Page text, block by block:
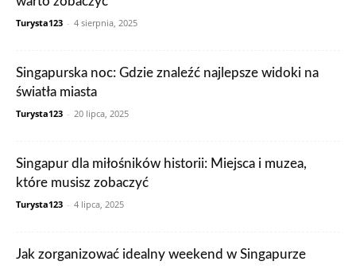
Turysta123 - 4 sierpnia, 2025
Singapurska noc: Gdzie znaleźć najlepsze widoki na
światła miasta
Turysta123 - 20 lipca, 2025
Singapur dla miłośników historii: Miejsca i muzea,
które musisz zobaczyć
Turysta123 - 4 lipca, 2025
Jak zorganizować idealny weekend w Singapurze